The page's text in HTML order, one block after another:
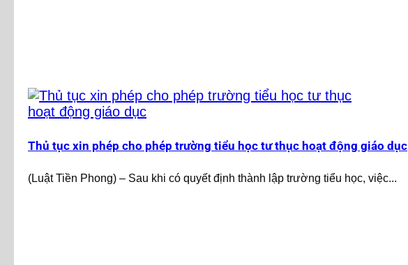
Thủ tục xin phép cho phép trường tiểu học tư thục hoạt động giáo dục
(Luật Tiền Phong) – Sau khi có quyết định thành lập trường tiểu học, việc...